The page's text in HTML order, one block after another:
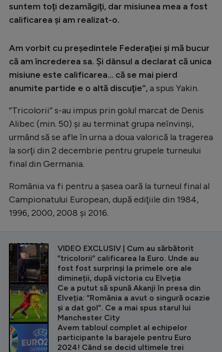
suntem toţi dezamăgiţi, dar misiunea mea a fost
calificarea şi am realizat-o.
Am vorbit cu preşedintele Federaţiei şi mă bucur
că am încrederea sa. Şi dânsul a declarat că unica
misiune este calificarea... că se mai pierd
anumite partide e o altă discuţie”,a spus Yakin.
”Tricolorii” s-au impus prin golul marcat de Denis
Alibec (min. 50) şi au terminat grupa neînvinşi,
urmând să se afle în urna a doua valorică la tragerea
la sorţi din 2 decembrie pentru grupele turneului
final din Germania.
România va fi pentru a şasea oară la turneul final al
Campionatului European, după ediţiile din 1984,
1996, 2000, 2008 şi 2016.
CITEȘTE ȘI
VIDEO EXCLUSIV | Cum au sărbătorit
”tricolorii” calificarea la Euro. Unde au
fost fost surprinși la primele ore ale
dimineții, după victoria cu Elveția
Ce a putut să spună Akanji în presa din
Elveția: ”România a avut o singură ocazie
și a dat gol”. Ce a mai spus starul lui
Manchester City
Avem tabloul complet al echipelor
participante la barajele pentru Euro
2024! Când se decid ultimele trei